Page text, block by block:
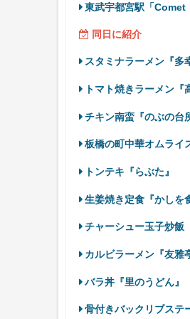
東武宇都宮駅「Comet
同日に紹介
スタミナラーメン『多
トマト焼きラーメン『
チキン南蛮『のぶの台
板橋の町中華オムライ
トンテキ『らぶた』
生姜焼き定食『かしを
チャーシュー玉子炒飯
カルビラーメン『友雅
バラ丼『里のうどん』
骨付きバックリブステ